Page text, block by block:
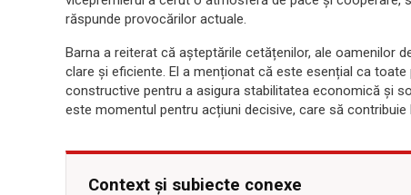
răspunde provocărilor actuale.
Barna a reiterat că așteptările cetățenilor, ale oamenilor
clare și eficiente. El a menționat că este esențial ca
constructive pentru a asigura stabilitatea economică și
este momentul pentru acțiuni decisive, care să
Context și subiecte conexe